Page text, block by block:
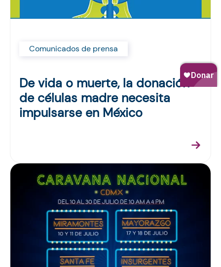
Comunicados de prensa
De vida o muerte, la donación
de células madre necesita
impulsarse en México